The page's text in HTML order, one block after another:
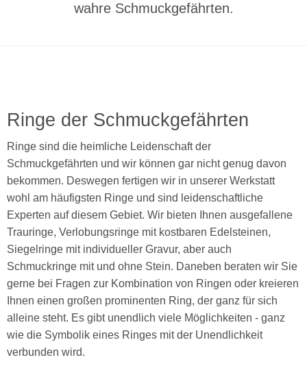
wahre Schmuckgefährten.
Ringe der Schmuckgefährten
Ringe sind die heimliche Leidenschaft der
Schmuckgefährten und wir können gar nicht genug davon
bekommen. Deswegen fertigen wir in unserer Werkstatt
wohl am häufigsten Ringe und sind leidenschaftliche
Experten auf diesem Gebiet. Wir bieten Ihnen ausgefallene
Trauringe, Verlobungsringe mit kostbaren Edelsteinen,
Siegelringe mit individueller Gravur, aber auch
Schmuckringe mit und ohne Stein. Daneben beraten wir Sie
gerne bei Fragen zur Kombination von Ringen oder kreieren
Ihnen einen großen prominenten Ring, der ganz für sich
alleine steht. Es gibt unendlich viele Möglichkeiten - ganz
wie die Symbolik eines Ringes mit der Unendlichkeit
verbunden wird.